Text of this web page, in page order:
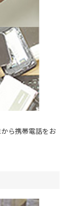
ら携帯電話をお